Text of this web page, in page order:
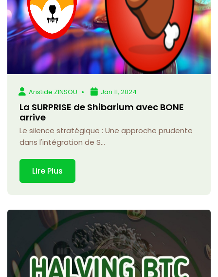
Aristide ZINSOU Jan 11, 2024
La SURPRISE de Shibarium avec BONE
arrive
Le silence stratégique : Une approche prudente
dans l'intégration de S...
Lire Plus